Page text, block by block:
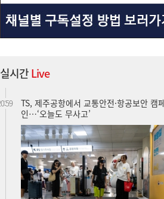
실시간Live
인…‘오늘도 무사고’